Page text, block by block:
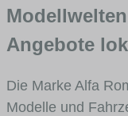
Angebote
Die Marke Alfa
Modelle und